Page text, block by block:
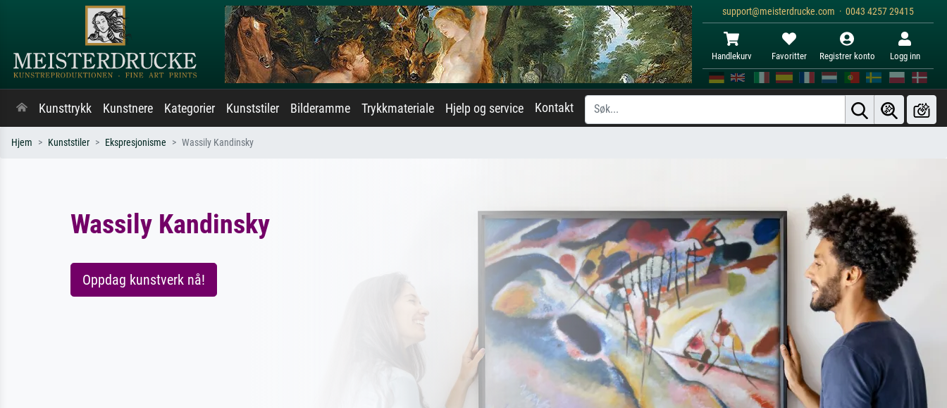
support@meisterdrucke.com · 0043 4257 29415
Handlekurv Favoritter Registrer konto Logg inn
Kunsttrykk Kunstnere Kategorier Kunststiler Bilderamme Trykkmateriale Hjelp og service Kontakt
Hjem Kunststiler Ekspresjonisme Wassily Kandinsky
Wassily Kandinsky
Oppdag kunstverk nå!